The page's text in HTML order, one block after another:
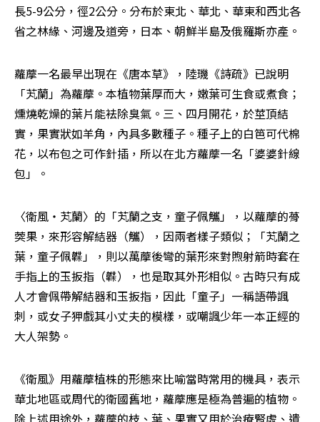
長5-9公分，徑2公分。分布於東北、華北、華東和西北各
省之林緣、河邊及道旁，日本、朝鮮半島及俄羅斯亦產。
蘿藦一名最早出現在《唐本草》，陸璣《詩疏》已說明
「芄蘭」為蘿藦。本植物葉厚而大，嫩葉可生食或煮食；
燻燒乾燥的葉片能袪除臭氣。三、四月開花，於莖頂結
實，果實狀如羊角，內具多數種子。種子上的白笆可代棉
花，以布包之可作針插，所以在北方蘿藦一名「婆婆針線
包」。
〈衛風‧芄蘭〉的「芄蘭之支，童子佩觿」，以蘿藦的蓇
葖果，來形容解結器（觿），因兩者樣子類似；「芄蘭之
葉，童子佩韘」，則以萬藦後彎的葉形來對煦射箭時套在
手指上的玉扳指（韘），也是取其外形相似。古時只有成
人才會佩帶解結器和玉扳指，因此「童子」一稱語帶諷
刺，或女子狎戲其小丈夫的模樣，或嘲諷少年一本正經的
大人架勢。
《衛風》用蘿藦植株的形態來比喻當時常用的機具，表示
華北地區或周代的衛國舊地，蘿藦應是極為普遍的植物。
除上述用途外，蘿藦的枝、葉、果實又用於治療腎虛、遺